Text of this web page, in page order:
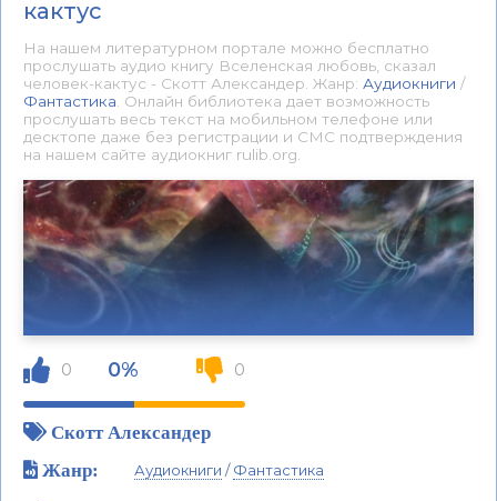
кактус
На нашем литературном портале можно бесплатно
прослушать аудио книгу Вселенская любовь, сказал
человек-кактус - Скотт Александер. Жанр: Аудиокниги /
Фантастика . Онлайн библиотека дает возможность
прослушать весь текст на мобильном телефоне или
десктопе даже без регистрации и СМС подтверждения
на нашем сайте аудиокниг rulib.org.
0 0% 0
Скотт Александер
Жанр:
Аудиокниги /Фантастика